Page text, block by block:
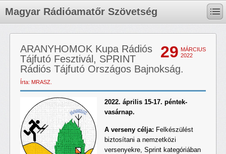
Magyar Rádióamatőr Szövetség
29 MÁRCIUS
2022
ARANYHOMOK Kupa Rádiós
Tájfutó Fesztivál, SPRINT
Rádiós Tájfutó Országos Bajnokság.
Írta: MRASZ.
2022. április 15-17. péntek-
vasárnap.
A verseny célja: Felkészülést
biztosítani a nemzetközi
versenyekre, Sprint kategóriában